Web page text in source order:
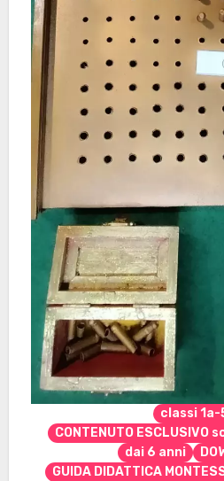
classi 1a-
CONTENUTO
dai 6 anni
GUIDA DIDATTICA